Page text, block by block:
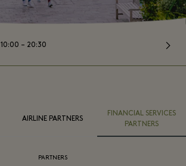
10:00 – 20:30
AIRLINE PARTNERS
FINANCIAL SERVICES
PARTNERS
PARTNERS